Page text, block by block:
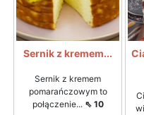
Sernik z kremem...
Sernik z kremem
pomarańczowym to
połączenie... ⇖ 10